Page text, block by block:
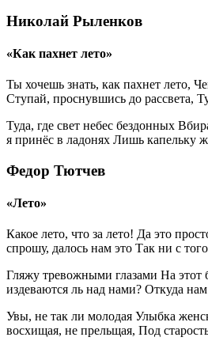
Николай Рыленков
«Как пахнет лето»
Ты хочешь знать, как пахнет лето,
Ступай, проснувшись до рассвета,
Туда, где свет небес бездонных
я принёс в ладонях Лишь капельку
Федор Тютчев
«Лето»
Какое лето, что за лето! Да это
спрошу, далось нам это Так ни с
Гляжу тревожными глазами На этот
издеваются ль над нами? Откуда
Увы, не так ли молодая Улыбка
восхищая, не прельщая, Под